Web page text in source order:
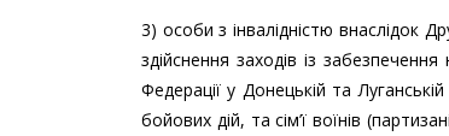
3) особи з інвалідністю внаслідок
здійснення заходів із забезпечення
Федерації у Донецькій та
бойових дій, та сім’ї воїнів